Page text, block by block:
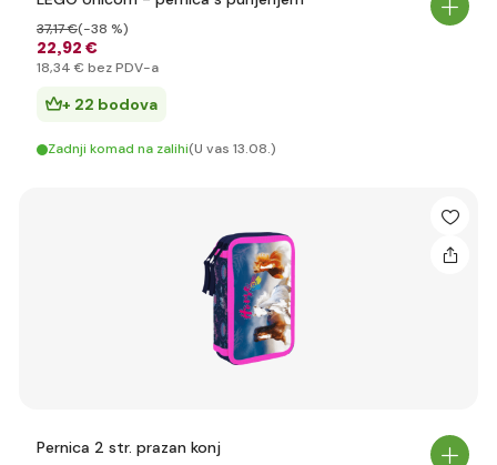
22,92 €
37,17 €(-38 %)
18,34 € bez PDV-a
+ 22 bodova
Zadnji komad na zalihi(U vas 13.08.)
Pernica 2 str. prazan konj